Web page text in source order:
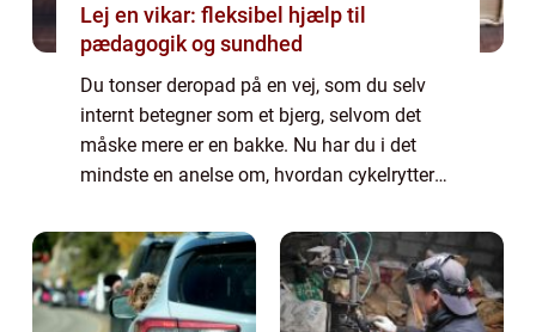
Lej en vikar: fleksibel hjælp til
pædagogik og sundhed
Du tonser deropad på en vej, som du selv
internt betegner som et bjerg, selvom det
måske mere er en bakke. Nu har du i det
mindste en anelse om, hvordan cykelrytterne
bjerg efter bjerg. Faktisk er det førs...